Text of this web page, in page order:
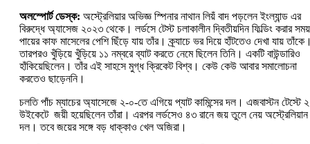
অলস্পোর্ট ডেস্ক: অস্ট্রেলিয়ার অভিজ্ঞ স্পিনার নাথান লিয়ঁ বাদ পড়লেন ইংল্যান্ড এর
বিরুদ্ধে অ্যাসেজ ২০২৩ থেকে। লর্ডসে টেস্ট চলাকালীন দ্বিতীয়দিন ফিল্ডিং করার সময়
পায়ের কাফ মাসেলের পেশি ছিঁড়ে যায় তাঁর। ক্র্যাচে ভর দিয়ে হাঁটতেও দেখা যায়
তারপরও খুঁড়িয়ে খুঁড়িয়ে ১১ নম্বরে ব্যাট করতে নেমে ছিলেন তিনি। একটি বাউন্ডারিও
হাঁকিয়েছিলেন। তাঁর এই সাহসে মুগ্ধ ক্রিকেট বিশ্ব। কেউ কেউ আবার সমালোচনা
করতেও ছাড়েননি।
চলতি পাঁচ ম্যাচের অ্যাসেজে ২-০-তে এগিয়ে প্যাট কামিন্সের দল। এজবাস্টন টেস্টে ২
উইকেটে জয়ী হয়েছিলেন তাঁরা। এরপর লর্ডসেও ৪৩ রানে জয় তুলে নেয় অস্ট্রেলিয়ান
দল। তবে জয়ের সঙ্গে বড় ধাক্কাও খেল অজিরা।